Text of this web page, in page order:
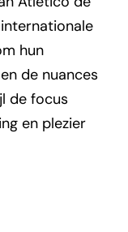
hun
de nuances
de focus
en plezier